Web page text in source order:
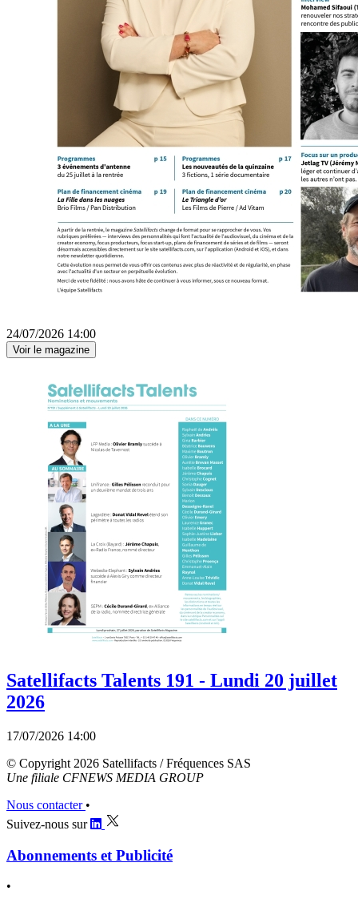
24/07/2026 14:00
Voir le magazine
Satellifacts Talents 191 - Lundi 20 juillet
2026
17/07/2026 14:00
© Copyright 2026 Satellifacts / Fréquences SAS
Une filiale CFNEWS MEDIA GROUP
Nous contacter •
Suivez-nous sur
Abonnements et Publicité
•